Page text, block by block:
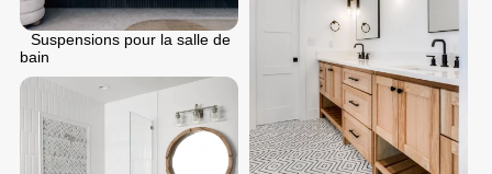
Suspensions pour la salle de
bain